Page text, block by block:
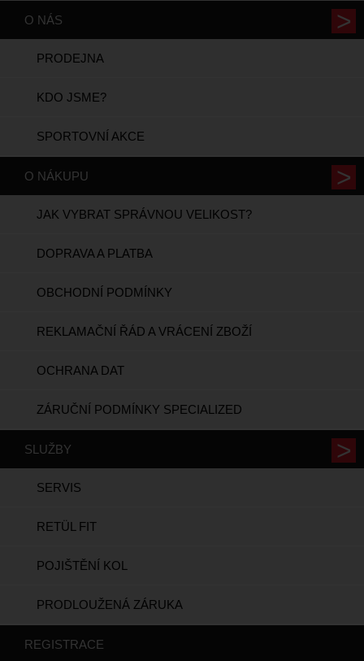
O NÁS
PRODEJNA
KDO JSME?
SPORTOVNÍ AKCE
O NÁKUPU
JAK VYBRAT SPRÁVNOU VELIKOST?
DOPRAVA A PLATBA
OBCHODNÍ PODMÍNKY
REKLAMAČNÍ ŘÁD A VRÁCENÍ ZBOŽÍ
OCHRANA DAT
ZÁRUČNÍ PODMÍNKY SPECIALIZED
SLUŽBY
SERVIS
RETÜL FIT
POJIŠTĚNÍ KOL
PRODLOUŽENÁ ZÁRUKA
REGISTRACE